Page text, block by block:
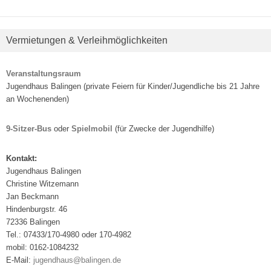
Vermietungen & Verleihmöglichkeiten
Veranstaltungsraum
Jugendhaus Balingen (private Feiern für Kinder/Jugendliche bis 21 Jahre
an Wochenenden)
9-Sitzer-Bus oder Spielmobil (für Zwecke der Jugendhilfe)
Kontakt:
Jugendhaus Balingen
Christine Witzemann
Jan Beckmann
Hindenburgstr. 46
72336 Balingen
Tel.: 07433/170-4980 oder 170-4982
mobil: 0162-1084232
E-Mail: jugendhaus@balingen.de